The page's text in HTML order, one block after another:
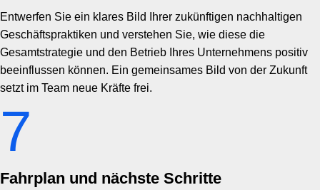
Entwerfen Sie ein klares Bild Ihrer zukünftigen nachhaltigen
Geschäftspraktiken und verstehen Sie, wie diese die
Gesamtstrategie und den Betrieb Ihres Unternehmens positiv
beeinflussen können. Ein gemeinsames Bild von der Zukunft
setzt im Team neue Kräfte frei.
7
Fahrplan und nächste Schritte